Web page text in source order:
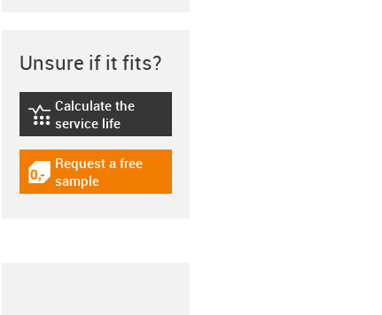
Unsure if it fits?
igus-icon-lebensdauerrechner
Calculate the
service life
igus-icon-gratismuster
Request a free
sample